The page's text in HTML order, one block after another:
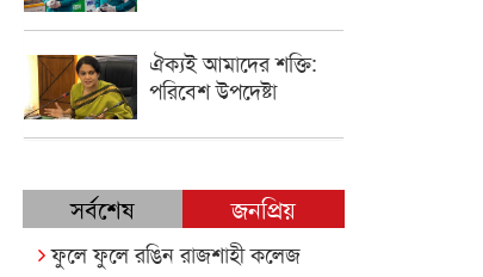
ঐক্যই আমাদের শক্তি:
পরিবেশ উপদেষ্টা
সর্বশেষ জনপ্রিয়
ফুলে ফুলে রঙিন রাজশাহী কলেজ